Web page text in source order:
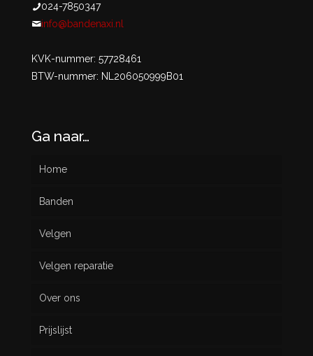
024-7850347
info@bandenaxi.nl
KVK-nummer: 57728461
BTW-nummer: NL206050999B01
Ga naar…
Home
Banden
Nieuw
Gebruikt
Velgen
Velgen reparatie
Over ons
Prijslijst